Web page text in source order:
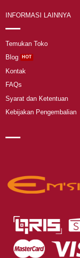
INFORMASI LAINNYA
Temukan Toko
Blog
Kontak
FAQs
Syarat dan Ketentuan
Kebijakan Pengembalian